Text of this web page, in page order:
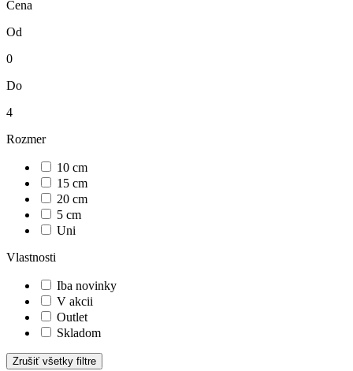
Cena
Od
0
Do
4
Rozmer
10 cm
15 cm
20 cm
5 cm
Uni
Vlastnosti
Iba novinky
V akcii
Outlet
Skladom
Zrušiť všetky filtre